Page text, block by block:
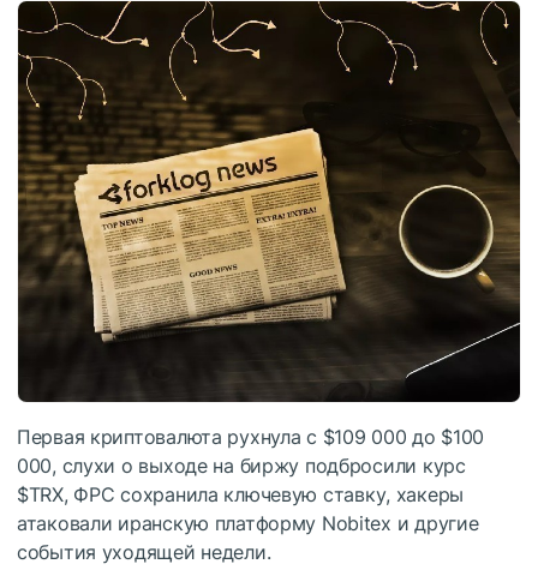
Первая криптовалюта рухнула с $109 000 до $100
000, слухи о выходе на биржу подбросили курс
$TRX, ФРС сохранила ключевую ставку, хакеры
атаковали иранскую платформу Nobitex и другие
события уходящей недели.